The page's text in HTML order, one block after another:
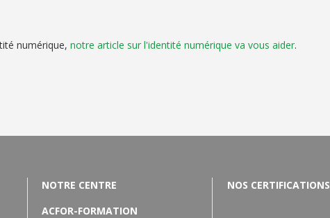
numérique, notre article sur l'identité numérique va vous aider.
NOTRE CENTRE
ACFOR-FORMATION
NOS CERTIFICATIONS